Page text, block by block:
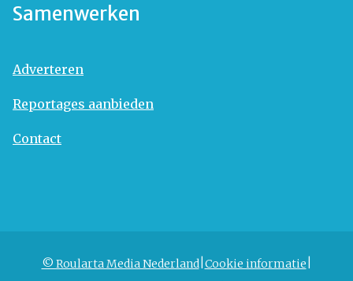
Samenwerken
Adverteren
Reportages aanbieden
Contact
© Roularta Media Nederland Cookie informatie